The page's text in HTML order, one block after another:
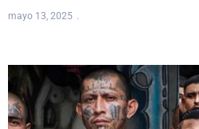
mayo 13, 2025